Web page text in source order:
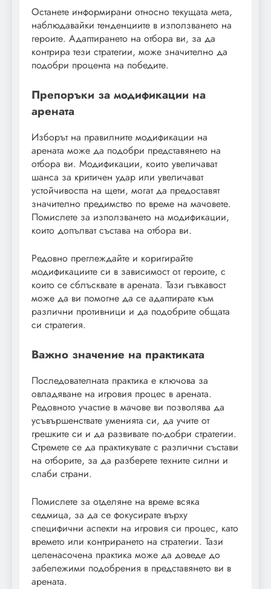
Останете информирани относно текущата мета,
наблюдавайки тенденциите в използването на
героите. Адаптирането на отбора ви, за да
контрира тези стратегии, може значително да
подобри процента на победите.
Препоръки за модификации на
арената
Изборът на правилните модификации на
арената може да подобри представянето на
отбора ви. Модификации, които увеличават
шанса за критичен удар или увеличават
устойчивостта на щети, могат да предоставят
значително предимство по време на мачовете.
Помислете за използването на модификации,
които допълват състава на отбора ви.
Редовно преглеждайте и коригирайте
модификациите си в зависимост от героите, с
които се сблъсквате в арената. Тази гъвкавост
може да ви помогне да се адаптирате към
различни противници и да подобрите общата
си стратегия.
Важно значение на практиката
Последователната практика е ключова за
овладяване на игровия процес в арената.
Редовното участие в мачове ви позволява да
усъвършенствате уменията си, да учите от
грешките си и да развивате по-добри стратегии.
Стремете се да практикувате с различни състави
на отборите, за да разберете техните силни и
слаби страни.
Помислете за отделяне на време всяка
седмица, за да се фокусирате върху
специфични аспекти на игровия си процес, като
времето или контрирането на стратегии. Тази
целенасочена практика може да доведе до
забележими подобрения в представянето ви в
арената.